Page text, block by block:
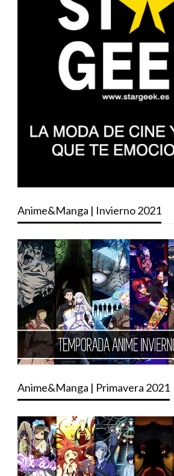
Anime&Manga | Invierno 2021
Anime&Manga | Primavera 2021